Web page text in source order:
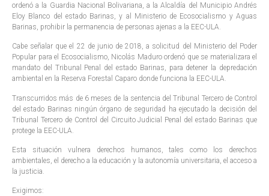
ordenó a la Guardia Nacional Bolivariana, a la Alcaldía del Municipio Andrés
Eloy Blanco del estado Barinas, y al Ministerio de Ecosocialismo y Aguas
Barinas, prohibir la permanencia de personas ajenas a la EEC-ULA.
Cabe señalar que el 22 de junio de 2018, a solicitud del Ministerio del Poder
Popular para el Ecosocialismo, Nicolás Maduro ordenó que se materializara el
mandato del Tribunal Penal del estado Barinas, para detener la depredación
ambiental en la Reserva Forestal Caparo donde funciona la EEC-ULA.
Transcurridos más de 6 meses de la sentencia del Tribunal Tercero de Control
del estado Barinas ningún órgano de seguridad ha ejecutado la decisión del
Tribunal Tercero de Control del Circuito Judicial Penal del estado Barinas que
protege la EEC-ULA.
Esta situación vulnera derechos humanos, tales como los derechos
ambientales, el derecho a la educación y la autonomía universitaria, el acceso a
la justicia.
Exigimos: